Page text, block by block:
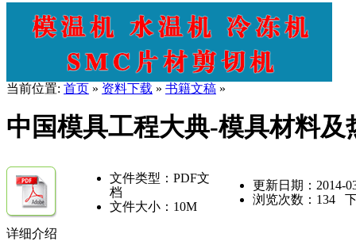
当前位置: 首页 » 资料下载 » 书籍文稿 »
中国模具工程大典-模具材料及
文件类型：PDF文
档
文件大小：10M
更新日期：2014-
浏览次数： 134
详细介绍